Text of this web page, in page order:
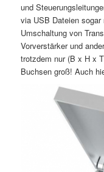
und
via USB Dateien
Umschaltung von
Vorverstärker und
trotzdem nur (B x H x
Buchsen groß! Auch